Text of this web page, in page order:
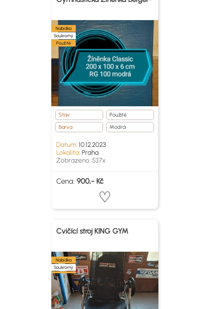
Nabídka
Soukromý
Použité
Stav
Použité
Barva
Modrá
Datum:10.12.2023
Lokalita:Praha
Zobrazeno: 537x
Cena: 900,- Kč
Cvičící stroj KING GYM
Nabídka
Soukromý